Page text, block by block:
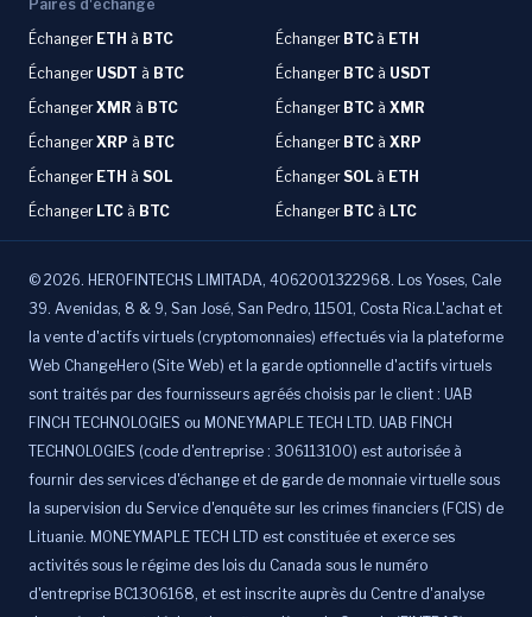
Paires d'échange
Échanger ETH à BTC Échanger BTC à ETH
Échanger USDT à BTC Échanger BTC à USDT
ÉchangerXMR à BTC Échanger BTC à XMR
ÉchangerXRP à BTC Échanger BTC à XRP
Échanger ETH à SOL ÉchangerSOL à ETH
Échanger LTC à BTC Échanger BTC à LTC
© 2026. HEROFINTECHS LIMITADA, 4062001322968. Los Yoses, Cale
39. Avenidas, 8 & 9, San José, San Pedro, 11501, Costa Rica.L'achat et
la vente d'actifs virtuels (cryptomonnaies) effectués via la plateforme
Web ChangeHero (Site Web) et la garde optionnelle d'actifs virtuels
sont traités par des fournisseurs agréés choisis par le client : UAB
FINCH TECHNOLOGIES ou MONEYMAPLE TECH LTD. UAB FINCH
TECHNOLOGIES (code d'entreprise : 306113100) est autorisée à
fournir des services d'échange et de garde de monnaie virtuelle sous
la supervision du Service d'enquête sur les crimes financiers (FCIS) de
Lituanie. MONEYMAPLE TECH LTD est constituée et exerce ses
activités sous le régime des lois du Canada sous le numéro
d'entreprise BC1306168, et est inscrite auprès du Centre d'analyse